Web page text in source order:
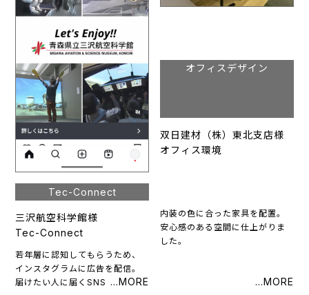
Tec-Connect
三沢航空科学館様
Tec-Connect
若年層に認知してもらうため、
インスタグラムに広告を配信。
届けたい人に届くSNS広告のメ
オフィスデザイン
双日建材（株）東北支店様
オフィス環境
内装の色に合った家具を配置。
安心感のある空間に仕上がりま
した。